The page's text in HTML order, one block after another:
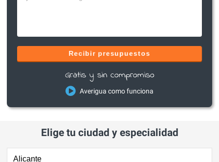
Recibir presupuestos
Gratis y sin compromiso
Averigua como funciona
Elige tu ciudad y especialidad